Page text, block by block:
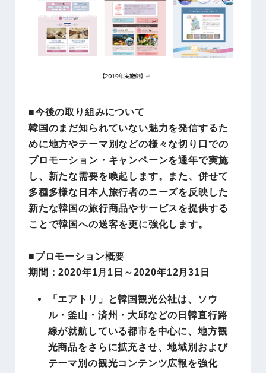
■今後の取り組みについて
韓国のまだ知られていない魅力を発信するた
めに地方やテーマ別などの様々な切り口での
プロモーション・キャンペーンを通年で実施
し、新たな需要を喚起します。また、併せて
多種多様な日本人旅行者のニーズを反映した
新たな韓国の旅行商品やサービスを提供する
ことで韓国への送客を更に強化します。
■プロモーション概要
期間：2020年1月1日～2020年12月31日
「エアトリ」と韓国観光公社は、ソウ
ル・釜山・済州・大邱などの日韓直行路
線が就航している都市を中心に、地方観
光商品をさらに拡充させ、地域別および
テーマ別の観光コンテンツ広報を強化